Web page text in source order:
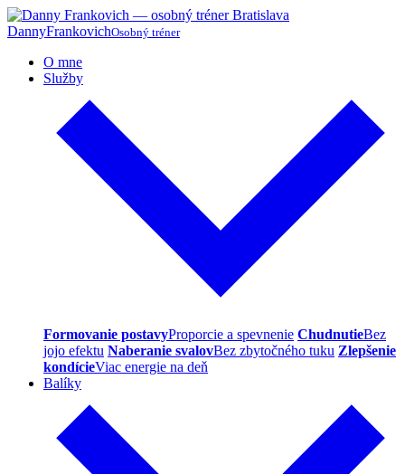
DannyFrankovichOsobný tréner
O mne
Služby
Formovanie postavyProporcie a spevnenie ChudnutieBez
jojo efektu Naberanie svalovBez zbytočného tuku Zlepšenie
kondícieViac energie na deň
Balíky